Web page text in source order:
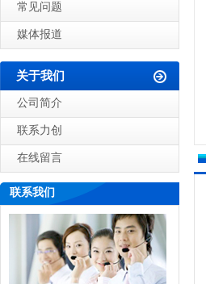
常见问题
媒体报道
关于我们
公司简介
联系力创
在线留言
联系我们